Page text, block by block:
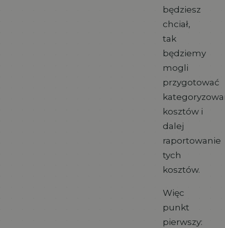
będziesz
chciał,
tak
będziemy
mogli
przygotować
kosztów i
dalej
raportowanie
tych
kosztów.
Więc
punkt
pierwszy: